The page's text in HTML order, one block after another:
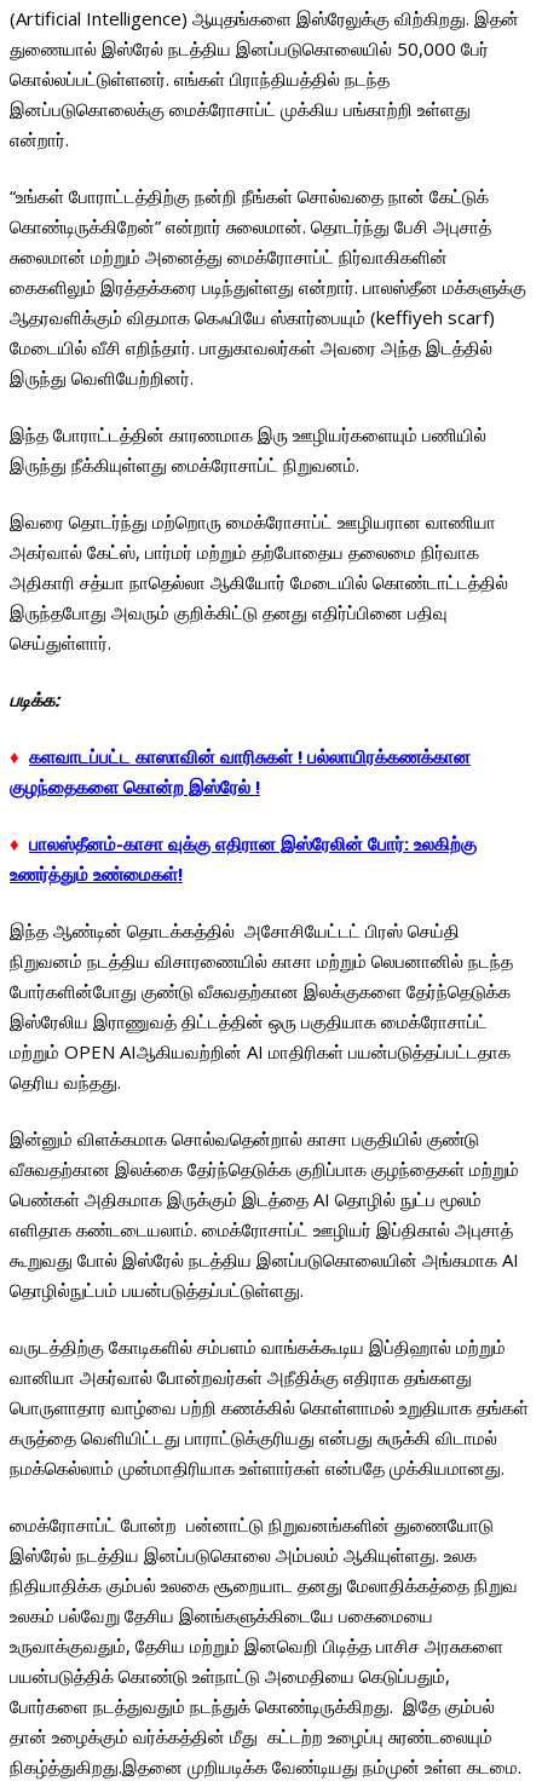
(Artificial Intelligence) ஆயுதங்களை இஸ்ரேலுக்கு விற்கிறது. இதன்
துணையால் இஸ்ரேல் நடத்திய இனப்படுகொலையில் 50,000 பேர்
கொல்லப்பட்டுள்ளனர். எங்கள் பிராந்தியத்தில் நடந்த
இனப்படுகொலைக்கு மைக்ரோசாப்ட் முக்கிய பங்காற்றி உள்ளது
என்றார்.
“உங்கள் போராட்டத்திற்கு நன்றி நீங்கள் சொல்வதை நான் கேட்டுக்
கொண்டிருக்கிறேன்” என்றார் சுலைமான். தொடர்ந்து பேசி அபுசாத்
சுலைமான் மற்றும் அனைத்து மைக்ரோசாப்ட் நிர்வாகிகளின்
கைகளிலும் இரத்தக்கரை படிந்துள்ளது என்றார். பாலஸ்தீன மக்களுக்கு
ஆதரவளிக்கும் விதமாக கெஃபியே ஸ்கார்பையும் (‍keffiyeh scarf)
மேடையில் வீசி எறிந்தார். பாதுகாவலர்கள் அவரை அந்த இடத்தில்
இருந்து வெளியேற்றினர்.
இந்த போராட்டத்தின் காரணமாக இரு ஊழியர்களையும் பணியில்
இருந்து நீக்கியுள்ளது மைக்ரோசாப்ட் நிறுவனம்.
இவரை தொடர்ந்து மற்றொரு மைக்ரோசாப்ட் ஊழியரான வாணியா
அகர்வால் கேட்ஸ், பார்மர் மற்றும் தற்போதைய தலைமை நிர்வாக
அதிகாரி சத்யா நாதெல்லா ஆகியோர் மேடையில் கொண்டாட்டத்தில்
இருந்தபோது அவரும் குறிக்கிட்டு தனது எதிர்ப்பினை பதிவு
செய்துள்ளார்.
படிக்க:
♦ களவாடப்பட்ட காஸாவின் வாரிசுகள் ! பல்லாயிரக்கணக்கான
குழந்தைகளை கொன்ற இஸ்ரேல் !
♦ பாலஸ்தீனம்-காசா வுக்கு எதிரான இஸ்ரேலின் போர்: உலகிற்கு
உணர்த்தும் உண்மைகள்!
இந்த ஆண்டின் தொடக்கத்தில் அசோசியேட்டட் பிரஸ் செய்தி
நிறுவனம் நடத்திய விசாரணையில் காசா மற்றும் லெபனானில் நடந்த
போர்களின்போது குண்டு வீசுவதற்கான இலக்குகளை தேர்ந்தெடுக்க
இஸ்ரேலிய இராணுவத் திட்டத்தின் ஒரு பகுதியாக மைக்ரோசாப்ட்
மற்றும் OPEN AIஆகியவற்றின் AI மாதிரிகள் பயன்படுத்தப்பட்டதாக
தெரிய வந்தது.
இன்னும் விளக்கமாக சொல்வதென்றால் காசா பகுதியில் குண்டு
வீசுவதற்கான இலக்கை தேர்ந்தெடுக்க குறிப்பாக குழந்தைகள் மற்றும்
பெண்கள் அதிகமாக இருக்கும் இடத்தை AI தொழில் நுட்ப மூலம்
எளிதாக கண்டடையலாம். மைக்ரோசாப்ட் ஊழியர் இப்திகால் அபுசாத்
கூறுவது போல் இஸ்ரேல் நடத்திய இனப்படுகொலையின் அங்கமாக AI
தொழில்நுட்பம் பயன்படுத்தப்பட்டுள்ளது.
வருடத்திற்கு கோடிகளில் சம்பளம் வாங்கக்கூடிய இப்திஹால் மற்றும்
வானியா அகர்வால் போன்றவர்கள் அநீதிக்கு எதிராக தங்களது
பொருளாதார வாழ்வை பற்றி கணக்கில் கொள்ளாமல் உறுதியாக தங்கள்
கருத்தை வெளியிட்டது பாராட்டுக்குரியது என்பது சுருக்கி விடாமல்
நமக்கெல்லாம் முன்மாதிரியாக உள்ளார்கள் என்பதே முக்கியமானது.
மைக்ரோசாப்ட் போன்ற பன்னாட்டு நிறுவனங்களின் துணையோடு
இஸ்ரேல் நடத்திய இனப்படுகொலை அம்பலம் ஆகியுள்ளது. உலக
நிதியாதிக்க கும்பல் உலகை சூறையாட தனது மேலாதிக்கத்தை நிறுவ
உலகம் பல்வேறு தேசிய இனங்களுக்கிடையே பகைமையை
உருவாக்குவதும், தேசிய மற்றும் இனவெறி பிடித்த பாசிச அரசுகளை
பயன்படுத்திக் கொண்டு உள்நாட்டு அமைதியை கெடுப்பதும்,
போர்களை நடத்துவதும் நடந்துக் கொண்டிருக்கிறது. இதே கும்பல்
தான் உழைக்கும் வர்க்கத்தின் மீது கட்டற்ற உழைப்பு சுரண்டலையும்
நிகழ்த்துகிறது.இதனை முறியடிக்க வேண்டியது நம்முன் உள்ள கடமை.